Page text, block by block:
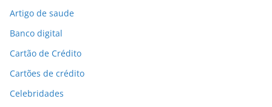
Artigo de saude
Banco digital
Cartão de Crédito
Cartões de crédito
Celebridades